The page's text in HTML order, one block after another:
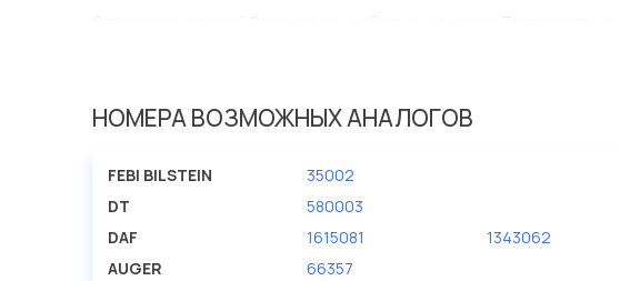
У данной детали есть аналоги с номерами, убедитесь сами.
представлены в большом ассортименте.
производителя PETERS ENNEPETAL.
НОМЕРА ВОЗМОЖНЫХ АНАЛОГОВ
FEBI BILSTEIN
35002
DT
580003
DAF
1615081 1343062
AUGER
66357